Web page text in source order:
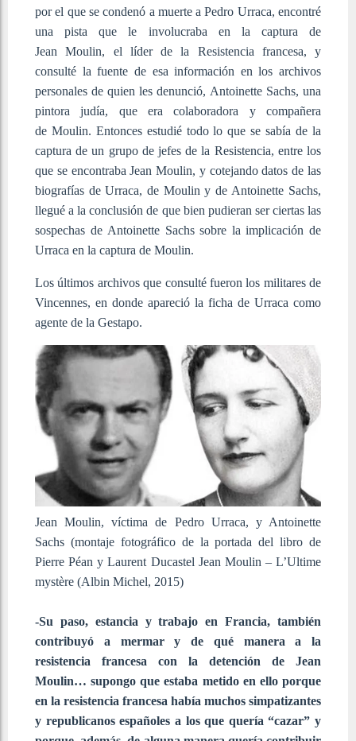
por el que se condenó a muerte a Pedro Urraca, encontré
una pista que le involucraba en la captura de
Jean Moulin, el líder de la Resistencia francesa, y
consulté la fuente de esa información en los archivos
personales de quien les denunció, Antoinette Sachs, una
pintora judía, que era colaboradora y compañera
de Moulin. Entonces estudié todo lo que se sabía de la
captura de un grupo de jefes de la Resistencia, entre los
que se encontraba Jean Moulin, y cotejando datos de las
biografías de Urraca, de Moulin y de Antoinette Sachs,
llegué a la conclusión de que bien pudieran ser ciertas las
sospechas de Antoinette Sachs sobre la implicación de
Urraca en la captura de Moulin.
Los últimos archivos que consulté fueron los militares de
Vincennes, en donde apareció la ficha de Urraca como
agente de la Gestapo.
Jean Moulin, víctima de Pedro Urraca, y Antoinette
Sachs (montaje fotográfico de la portada del libro de
Pierre Péan y Laurent Ducastel Jean Moulin – L’Ultime
mystère (Albin Michel, 2015)
-Su paso, estancia y trabajo en Francia, también
contribuyó a mermar y de qué manera a la
resistencia francesa con la detención de Jean
Moulin… supongo que estaba metido en ello porque
en la resistencia francesa había muchos simpatizantes
y republicanos españoles a los que quería “cazar” y